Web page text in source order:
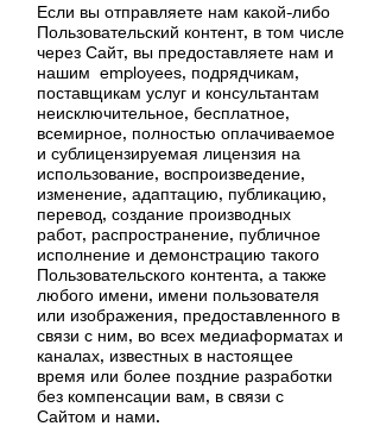
Если вы отправляете нам какой-либо
Пользовательский контент, в том числе
через Сайт, вы предоставляете нам и
нашим employees, подрядчикам,
поставщикам услуг и консультантам
неисключительное, бесплатное,
всемирное, полностью оплачиваемое
и сублицензируемая лицензия на
использование, воспроизведение,
изменение, адаптацию, публикацию,
перевод, создание производных
работ, распространение, публичное
исполнение и демонстрацию такого
Пользовательского контента, а также
любого имени, имени пользователя
или изображения, предоставленного в
связи с ним, во всех медиаформатах и
каналах, известных в настоящее
время или более поздние разработки
без компенсации вам, в связи с
Сайтом и нами.